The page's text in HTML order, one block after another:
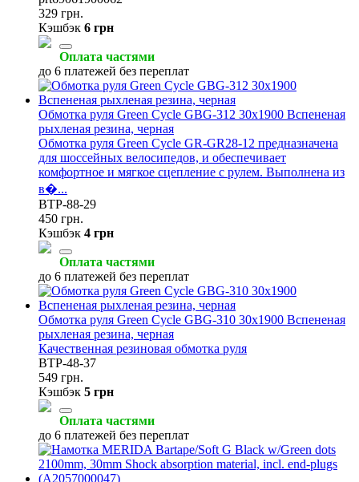
329 грн.
Кэшбэк 6 грн
Оплата частями
до 6 платежей без переплат
Обмотка руля Green Cycle GBG-312 30х1900 Вспененая
рыхленая резина, черная
Обмотка руля Green Cycle GR-GR28-12 предназначена
для шоссейных велосипедов, и обеспечивает
комфортное и мягкое сцепление с рулем. Выполнена из
в�...
BTP-88-29
450 грн.
Кэшбэк 4 грн
Оплата частями
до 6 платежей без переплат
Обмотка руля Green Cycle GBG-310 30х1900 Вспененая
рыхленая резина, черная
Качественная резиновая обмотка руля
BTP-48-37
549 грн.
Кэшбэк 5 грн
Оплата частями
до 6 платежей без переплат